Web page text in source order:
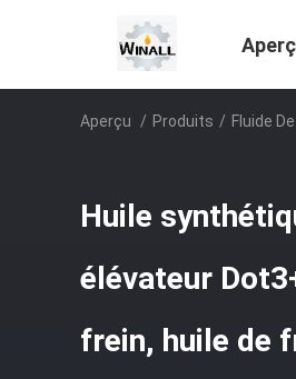
Aperçu / Produits / Fluide
Huile
élévateur
frein, huile de